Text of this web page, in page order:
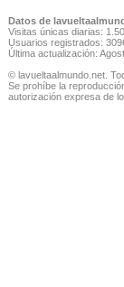
Datos de
Visitas únicas diarias:
Usuarios registrados:
Última actualización:
© lavueltaalmundo.net.
Se prohíbe la
autorización expresa de